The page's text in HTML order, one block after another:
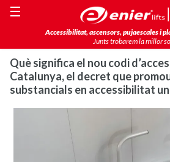
Accessibilitat, ascensors, pujaescales i
Junts trobarem la millor
☰
Què significa el nou codi
Catalunya, el decret que
substancials en accessibilitat